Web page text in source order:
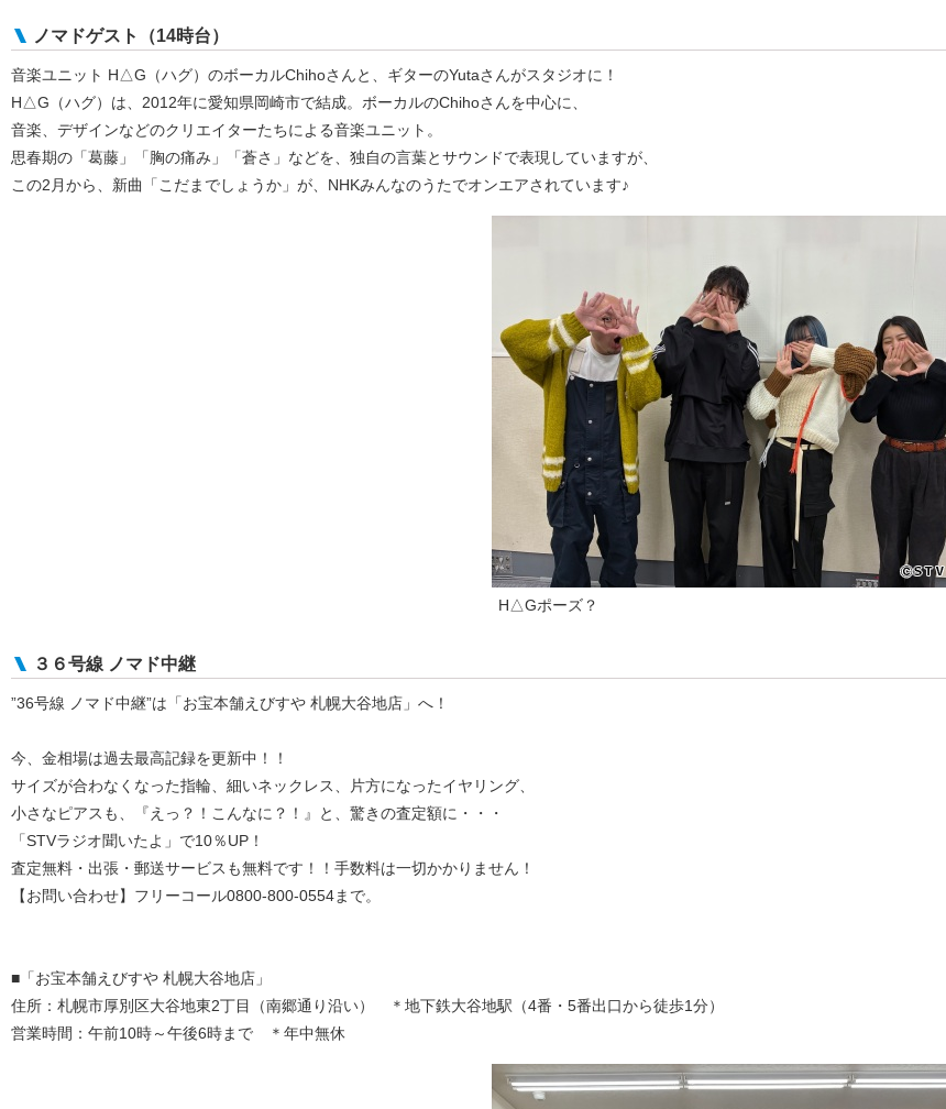
ノマドゲスト（14時台）
音楽ユニット H△G（ハグ）のボーカルChihoさんと、ギターのYutaさんがスタジオに！
H△G（ハグ）は、2012年に愛知県岡崎市で結成。ボーカルのChihoさんを中心に、
音楽、デザインなどのクリエイターたちによる音楽ユニット。
思春期の「葛藤」「胸の痛み」「蒼さ」などを、独自の言葉とサウンドで表現していますが、
この2月から、新曲「こだまでしょうか」が、NHKみんなのうたでオンエアされています♪
H△Gポーズ？
３６号線 ノマド中継
”36号線 ノマド中継”は「お宝本舗えびすや 札幌大谷地店」へ！
今、金相場は過去最高記録を更新中！！
サイズが合わなくなった指輪、細いネックレス、片方になったイヤリング、
小さなピアスも、『えっ？！こんなに？！』と、驚きの査定額に・・・
「STVラジオ聞いたよ」で10％UP！
査定無料・出張・郵送サービスも無料です！！手数料は一切かかりません！
【お問い合わせ】フリーコール0800-800-0554まで。
■「お宝本舗えびすや 札幌大谷地店」
住所：札幌市厚別区大谷地東2丁目（南郷通り沿い） ＊地下鉄大谷地駅（4番・5番出口から徒歩1分）
営業時間：午前10時～午後6時まで ＊年中無休